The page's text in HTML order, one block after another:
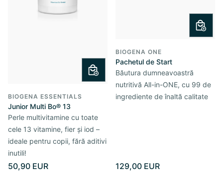
BIOGENA ESSENTIALS
Junior Multi Bo® 13
Perle multivitamine cu toate
cele 13 vitamine, fier și iod –
ideale pentru copii, fără aditivi
inutili!
50,90 EUR
BIOGENA ONE
Pachetul de Start
Băutura dumneavoastră
nutritivă All-in-ONE, cu 99 de
ingrediente de înaltă calitate
129,00 EUR